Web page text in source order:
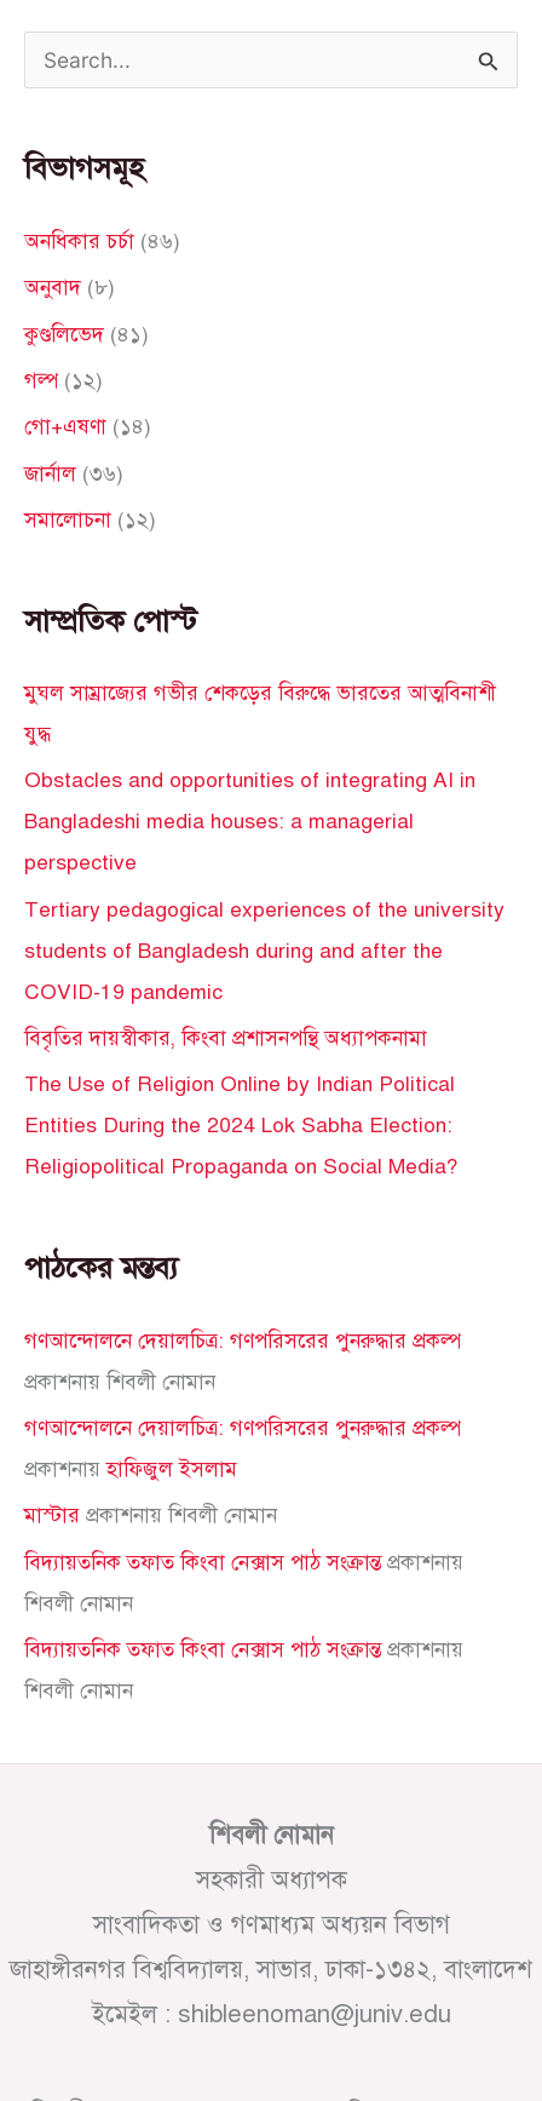
a
c
o
:
বিভাগসমূহ
অনধিকার চর্চা (৪৬)
অনুবাদ(৮)
কুণ্ডলিভেদ(৪১)
গল্প(১২)
গো+এষণা (১৪)
জার্নাল (৩৬)
সমালোচনা (১২)
সাম্প্রতিক পোস্ট
মুঘল সাম্রাজ্যের গভীর শেকড়ের বিরুদ্ধে ভারতের আত্মবিনাশী
যুদ্ধ
Obstacles and opportunities of integrating AI in
Bangladeshi media houses: a managerial
perspective
Tertiary pedagogical experiences of the university
students of Bangladesh during and after the
COVID-19 pandemic
বিবৃতির দায়স্বীকার, কিংবা প্রশাসনপন্থি অধ্যাপকনামা
The Use of Religion Online by Indian Political
Entities During the 2024 Lok Sabha Election:
Religiopolitical Propaganda on Social Media?
পাঠকের মন্তব্য
গণআন্দোলনে দেয়ালচিত্র: গণপরিসরের পুনরুদ্ধার প্রকল্প
প্রকাশনায়শিবলী নোমান
গণআন্দোলনে দেয়ালচিত্র: গণপরিসরের পুনরুদ্ধার প্রকল্প
প্রকাশনায়হাফিজুল ইসলাম
মাস্টার প্রকাশনায়শিবলী নোমান
বিদ্যায়তনিক তফাত কিংবা নেক্সাস পাঠ সংক্রান্তপ্রকাশনায়
শিবলী নোমান
বিদ্যায়তনিক তফাত কিংবা নেক্সাস পাঠ সংক্রান্তপ্রকাশনায়
শিবলী নোমান
শিবলী নোমান
সহকারী অধ্যাপক
সাংবাদিকতা ও গণমাধ্যম অধ্যয়ন বিভাগ
জাহাঙ্গীরনগর বিশ্ববিদ্যালয়, সাভার, ঢাকা-১৩৪২, বাংলাদেশ
ইমেইল : shibleenoman@juniv.edu